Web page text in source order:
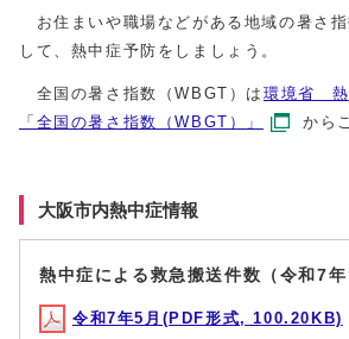
お住まいや職場などがある地域の暑さ
して、熱中症予防をしましょう。
全国の暑さ指数（WBGT）は 環境省 熱
「全国の暑さ指数（WBGT）」
から
大阪市内熱中症情報
熱中症による救急搬送件数（令和7年
令和7年5月(PDF形式, 100.20KB)